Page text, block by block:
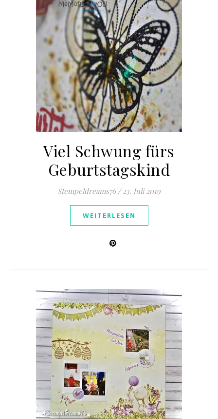
Viel Schwung fürs
Geburtstagskind
Stempeldreams76 / 23. Juli 2019
WEITERLESEN